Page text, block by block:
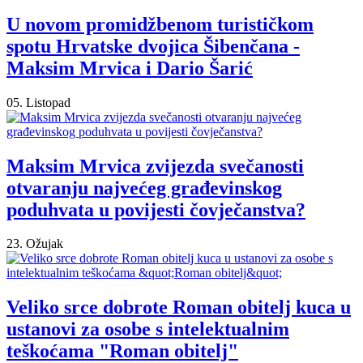
U novom promidžbenom turističkom
spotu Hrvatske dvojica Šibenčana -
Maksim Mrvica i Dario Šarić
05. Listopad
Maksim Mrvica zvijezda svečanosti
otvaranju najvećeg građevinskog
poduhvata u povijesti čovječanstva?
23. Ožujak
Veliko srce dobrote Roman obitelj kuca u
ustanovi za osobe s intelektualnim
teškoćama "Roman obitelj"